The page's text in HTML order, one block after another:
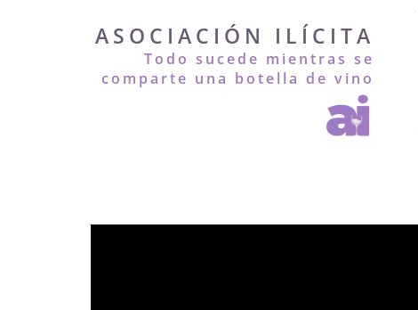
ASOCIACIÓN ILÍCITA
Todo sucede mientras se
comparte una botella de vino